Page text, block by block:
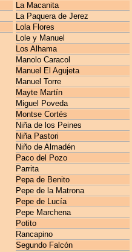
La Macanita
La Paquera de Jerez
Lola Flores
Lole y Manuel
Los Alhama
Manolo Caracol
Manuel El Agujeta
Manuel Torre
Mayte Martín
Miguel Poveda
Montse Cortés
Niña de los Peines
Niña Pastori
Niño de Almadén
Paco del Pozo
Parrita
Pepa de Benito
Pepe de la Matrona
Pepe de Lucía
Pepe Marchena
Potito
Rancapino
Segundo Falcón